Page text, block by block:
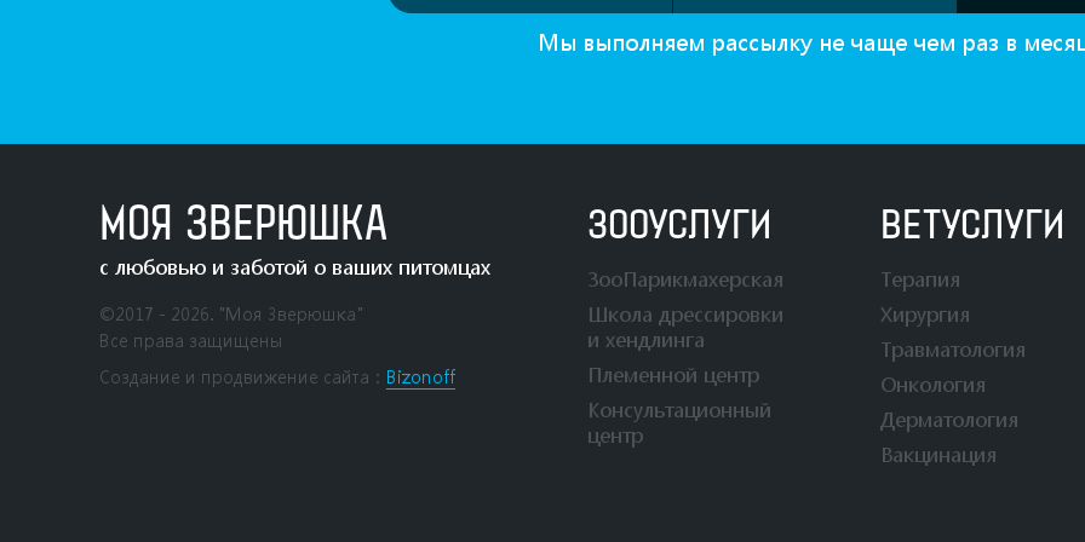
Мы выполняем рассылку не чаще чем раз в
МОЯ ЗВЕРЮШКА
с любовью и заботой о ваших питомцах
©2017 - 2026. "Моя Зверюшка"
Все права защищены
Создание и продвижение сайта： Bizonoff
ЗООУСЛУГИ
ЗооПарикмахерская
Школа дрессировки
и хендлинга
Племенной центр
Консультационный
центр
ВЕТУСЛУГИ
Терапия
Хирургия
Травматология
Онкология
Дерматология
Вакцинация